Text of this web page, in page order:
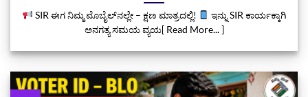
SIR ಈಗ ನಿಮ್ಮ ಮೊಬೈಲ್‌ನಲ್ಲೇ – ಕ್ಷಣ ಮಾತ್ರದಲ್ಲಿ!
ಇನ್ನು SIR ಕಾರ್ಯಕ್ಕಾಗಿ
ಅನಗತ್ಯ ಸಮಯ ವ್ಯಯ[ Read More... ]